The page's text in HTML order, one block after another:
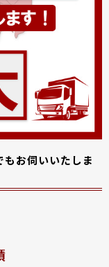
お伺いいたしま